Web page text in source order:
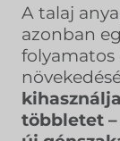
A talaj
azonban
folyamatos
többletet –